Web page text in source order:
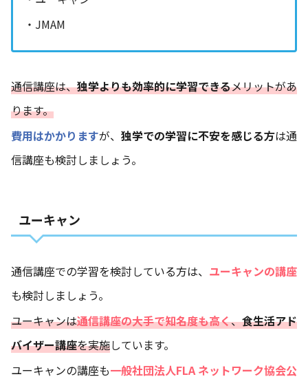
・JMAM
通信講座は、独学よりも効率的に学習できるメリットがあ
ります。
費用はかかりますが、 独学での学習に不安を感じる方は通
信講座も検討しましょう。
ユーキャン
通信講座での学習を検討している方は、 ユーキャンの講座
も検討しましょう。
ユーキャンは通信講座の大手で知名度も高く、食生活アド
バイザー講座を実施しています。
ユーキャンの講座も一般社団法人FLA ネットワーク協会公